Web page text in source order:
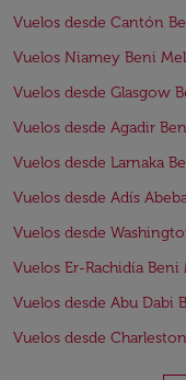
Vuelos desde Cantón
Vuelos Niamey Beni
Vuelos desde Glasgow
Vuelos desde Agadir
Vuelos desde Larnaka
Vuelos desde Adís
Vuelos desde
Vuelos Er-Rachidía Beni
Vuelos desde Abu Dabi
Vuelos desde